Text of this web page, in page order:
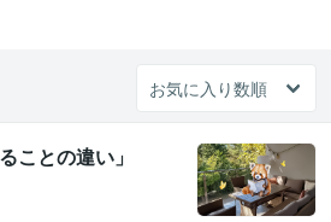
ことの違い」